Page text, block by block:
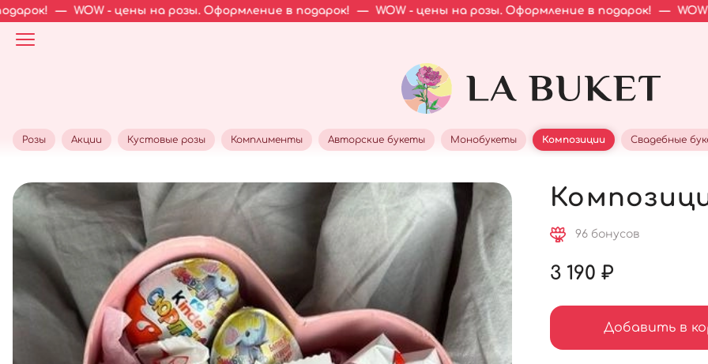
- цены на розы. Оформление в подарок! — WOW - цены на розы. Оформление в подарок! — WOW - цены на
Розы Акции Кустовые розы Комплименты Авторские букеты Монобукеты Композиции Свадебные
96 бонусов
3 190 ₽
Добавить в